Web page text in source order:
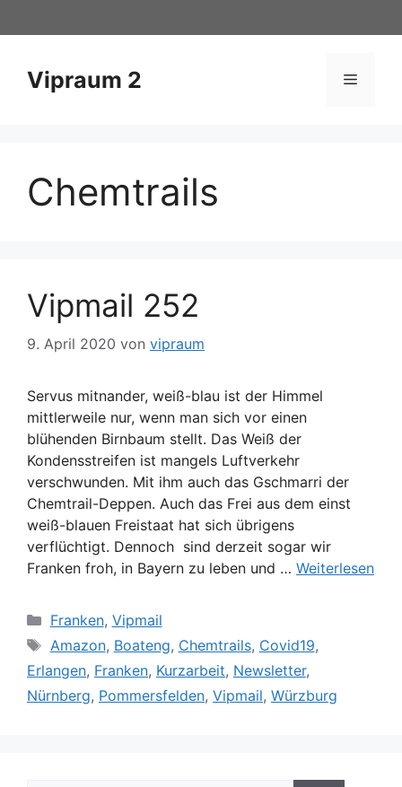
Inhalt
Vipraum 2 Menü
Chemtrails
Vipmail 252
9. April 2020 von vipraum
Servus mitnander, weiß-blau ist der Himmel
mittlerweile nur, wenn man sich vor einen
blühenden Birnbaum stellt. Das Weiß der
Kondensstreifen ist mangels Luftverkehr
verschwunden. Mit ihm auch das Gschmarri der
Chemtrail-Deppen. Auch das Frei aus dem einst
weiß-blauen Freistaat hat sich übrigens
verflüchtigt. Dennoch sind derzeit sogar wir
Franken froh, in Bayern zu leben und … Weiterlesen
Kategorien
Franken, Vipmail
Schlagwörter
Amazon, Boateng, Chemtrails, Covid19,
Erlangen, Franken, Kurzarbeit, Newsletter,
Nürnberg, Pommersfelden, Vipmail, Würzburg